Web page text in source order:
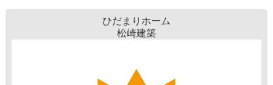
ひだまりホーム
松崎建築